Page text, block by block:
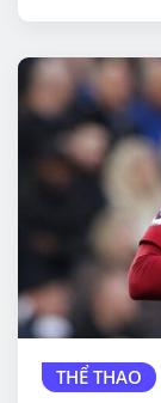
THỂ THAO